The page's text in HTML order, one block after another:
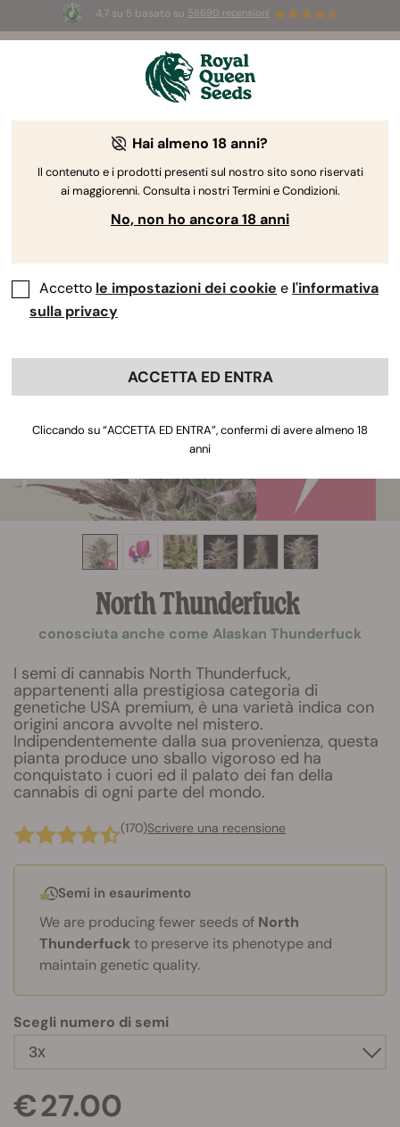
4.7 su 5 basato su 58690 recensioni
3 semi White Widow AutoGRATIS per i
North Thunderfuck
conosciuta anche come Alaskan Thunderfuck
I semi di cannabis North Thunderfuck,
appartenenti alla prestigiosa categoria di
genetiche USA premium, è una varietà indica con
origini ancora avvolte nel mistero.
Indipendentemente dalla sua provenienza, questa
pianta produce uno sballo vigoroso ed ha
conquistato i cuori ed il palato dei fan della
cannabis di ogni parte del mondo.
(170)Scrivere una recensione
Semi in esaurimento
We are producing fewer seeds of North
Thunderfuckto preserve its phenotype and
maintain genetic quality.
Scegli numero di semi
€ 27.00
Hai almeno 18 anni?
Il contenuto e i prodotti presenti sul nostro sito sono riservati
ai maggiorenni. Consulta i nostri Termini e Condizioni.
No, non ho ancora 18 anni
Accetto le impostazioni dei cookie e l'informativa
sulla privacy
ACCETTA ED ENTRA
Cliccando su “ACCETTA ED ENTRA”, confermi di avere almeno 18
anni